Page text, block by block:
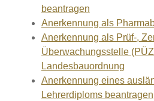
beantragen
Anerkennung als
Anerkennung als Prüf-,
Überwachungsstelle
Landesbauordnung
Anerkennung eines
Lehrerdiploms beantragen